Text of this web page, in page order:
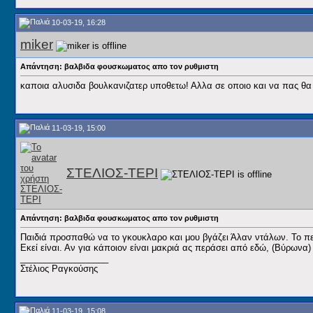
10-03-19, 16:28
miker
Απάντηση: βαλβιδα φουσκωματος απο τον ρυθμιστη
καποια αλυσιδα βουλκανιζατερ υποθετω! Αλλα σε οποιο και να πας θα
11-03-19, 15:00
ΣΤΕΛΙΟΣ-ΤΕΡΙ
Απάντηση: βαλβιδα φουσκωματος απο τον ρυθμιστη
Παιδιά προσπαθώ να το γκουκλαρο και μου βγάζει Άλαν ντάλων. Το
Εκεί είναι. Αν για κάποιον είναι μακριά ας περάσει από εδώ,
Στέλιος Ραγκούσης
11-03-19, 15:08